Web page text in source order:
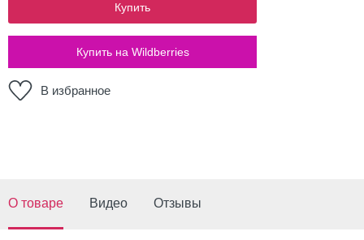
Купить
Купить на Wildberries
В избранное
О товаре Видео Отзывы